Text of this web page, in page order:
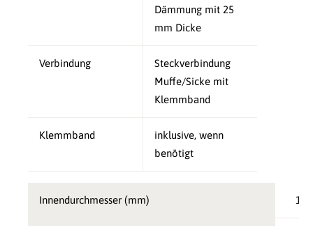
Dämmung mit 25
mm Dicke
Verbindung
Steckverbindung
Muffe/Sicke mit
Klemmband
Klemmband
inklusive, wenn
benötigt
Innendurchmesser (mm) 130